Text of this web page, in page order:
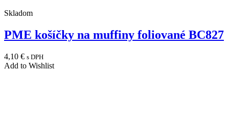
Skladom
PME košíčky na muffiny foliované BC827
4,10 € s DPH
Add to Wishlist